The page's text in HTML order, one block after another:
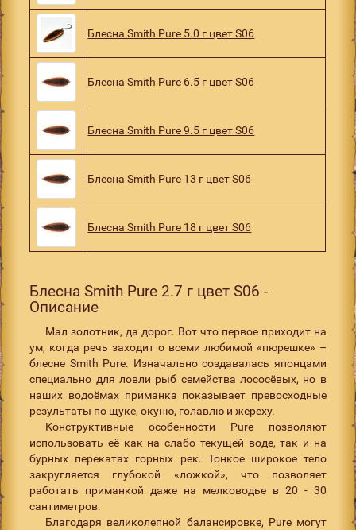
Блесна Smith Pure 5.0 г цвет S06
Блесна Smith Pure 6.5 г цвет S06
Блесна Smith Pure 9.5 г цвет S06
Блесна Smith Pure 13 г цвет S06
Блесна Smith Pure 18 г цвет S06
Блесна Smith Pure 2.7 г цвет S06 -
Описание
Мал золотник, да дорог. Вот что первое приходит на
ум, когда речь заходит о всеми любимой «пюрешке» –
блесне Smith Pure. Изначально создавалась японцами
специально для ловли рыб семейства лососёвых, но в
наших водоёмах приманка показывает превосходные
результаты по щуке, окуню, голавлю и жереху.
Конструктивные особенности Pure позволяют
использовать её как на слабо текущей воде, так и на
бурных перекатах горных рек. Тонкое широкое тело
закругляется глубокой «ложкой», что позволяет
работать приманкой даже на мелководье в 20 - 30
сантиметров.
Благодаря великолепной балансировке, Pure могут